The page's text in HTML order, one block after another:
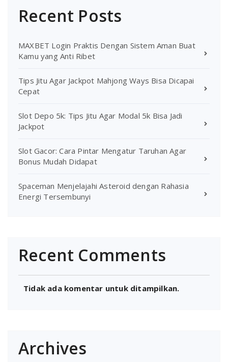
Recent Posts
MAXBET Login Praktis Dengan Sistem Aman Buat
Kamu yang Anti Ribet
Tips Jitu Agar Jackpot Mahjong Ways Bisa Dicapai
Cepat
Slot Depo 5k: Tips Jitu Agar Modal 5k Bisa Jadi
Jackpot
Slot Gacor: Cara Pintar Mengatur Taruhan Agar
Bonus Mudah Didapat
Spaceman Menjelajahi Asteroid dengan Rahasia
Energi Tersembunyi
Recent Comments
Tidak ada komentar untuk ditampilkan.
Archives